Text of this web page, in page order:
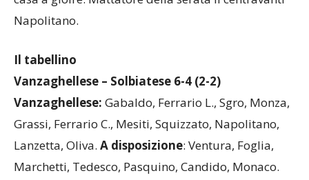
casa a gioire. Mattatore della serata il centravanti
Il tabellino
Vanzaghellese – Solbiatese 6-4 (2-2)
Vanzaghellese:Gabaldo, Ferrario L., Sgro, Monza,
Grassi, Ferrario C., Mesiti, Squizzato, Napolitano,
Lanzetta, Oliva.A disposizione: Ventura, Foglia,